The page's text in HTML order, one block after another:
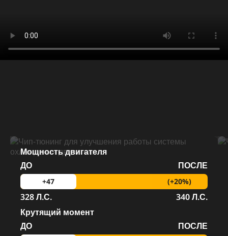
Мощность двигателя
ДО
ПОСЛЕ
+47 (+20%)
328 Л.С.
340 Л.С.
Крутящий момент
ДО
ПОСЛЕ